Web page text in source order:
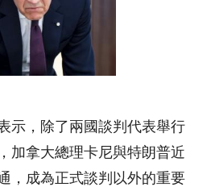
示，除了兩國談判代表舉行
加拿大總理卡尼與特朗普近
，成為正式談判以外的重要